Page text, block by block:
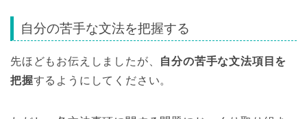
自分の苦手な文法を把握する
先ほどもお伝えしましたが、 自分の苦手な文法項目を
把握するようにしてください。